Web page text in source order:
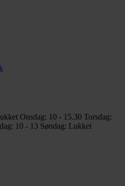
Onsdag: 10 - 15.30 Torsdag:
10 - 13 Søndag: Lukket